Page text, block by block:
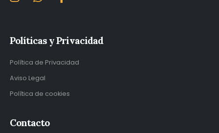
Políticas y Privacidad
Política de Privacidad
Aviso Legal
Política de cookies
Contacto